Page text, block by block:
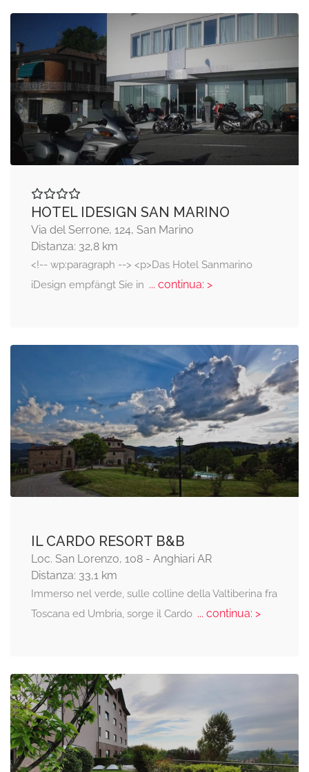
HOTEL IDESIGN SAN MARINO
Via del Serrone, 124, San Marino
Distanza: 32,8 km
<!-- wp:paragraph --> <p>Das Hotel Sanmarino
iDesign empfängt Sie in ... continua: >
IL CARDO RESORT B&B
Loc. San Lorenzo, 108 - Anghiari AR
Distanza: 33,1 km
Immerso nel verde, sulle colline della Valtiberina fra
Toscana ed Umbria, sorge il Cardo... continua: >